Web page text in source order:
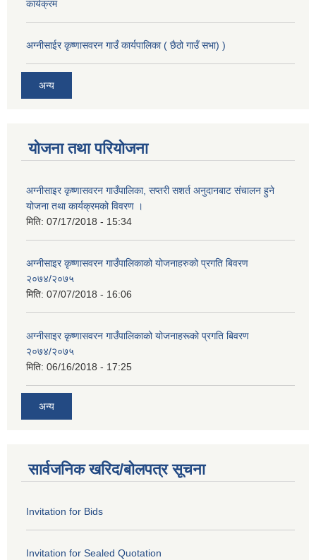
कार्यक्रम
अग्नीसाईर कृष्णासवरन गाउँ कार्यपालिका ( छैठो गाउँ सभा) )
अन्य
योजना तथा परियोजना
अग्नीसाइर कृष्णासवरन गाउँपालिका, सप्तरी सशर्त अनुदानबाट संचालन हुने
योजना तथा कार्यक्रमको विवरण ।
मिति: 07/17/2018 - 15:34
अग्नीसाइर कृष्णासवरन गाउँपालिकाको योजनाहरुको प्रगति बिवरण
२०७४/२०७५
मिति: 07/07/2018 - 16:06
अग्नीसाइर कृष्णासवरन गाउँपालिकाको योजनाहरूको प्रगति बिवरण
२०७४/२०७५
मिति: 06/16/2018 - 17:25
अन्य
सार्वजनिक खरिद/बोलपत्र सूचना
Invitation for Bids
Invitation for Sealed Quotation